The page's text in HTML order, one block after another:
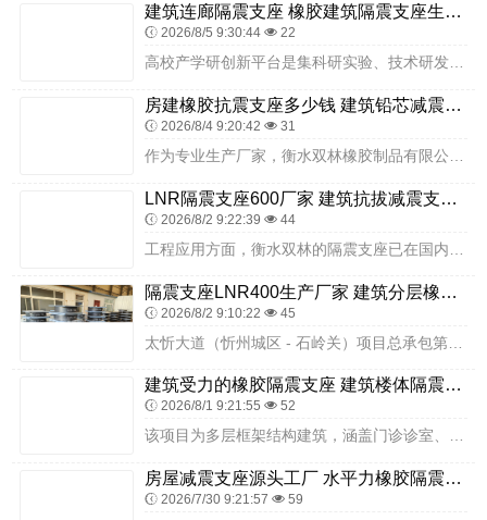
建筑连廊隔震支座 橡胶建筑隔震支座生产厂家 建筑铅芯隔振支座厂家
2026/8/5 9:30:44 22
高校产学研创新平台是集科研实验、技术研发、成果转化、学术交流于一体的核心载体，承载着推动学科创新、助力产业升级、培育科研人才的重要使命，建筑安全直接关系到科研人...
房建橡胶抗震支座多少钱 建筑铅芯减震橡胶隔震支座厂家 LNR500橡胶支座厂家电话
2026/8/4 9:20:42 31
LNR隔震支座600厂家 建筑抗拔减震支座源头工厂 减振橡胶隔震支座
2026/8/2 9:22:39 44
隔震支座LNR400生产厂家 建筑分层橡胶隔震支座源头工厂 民用减震支座源头工厂
2026/8/2 9:10:22 45
建筑受力的橡胶隔震支座 建筑楼体隔震支座源头工厂 摩擦摆隔振支座源头工厂
2026/8/1 9:21:55 52
该项目为多层框架结构建筑，涵盖门诊诊室、诊疗室、药房、观察室、医技用房、住院病房及附属配套设施，建筑布局紧凑、功能分区明确，竖向荷载分布均匀，场地经详细地质勘察...
房屋减震支座源头工厂 水平力橡胶隔震支座源头工厂 橡胶减隔震支座厂家
2026/7/30 9:21:57 59